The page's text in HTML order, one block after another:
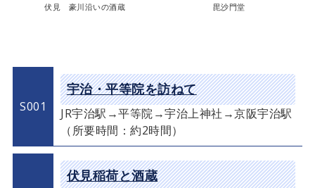
伏見 豪川沿いの酒蔵 毘沙門堂
S001
宇治・平等院を訪ねて
JR宇治駅→平等院→宇治上神社→京阪宇治駅
（所要時間：約2時間）
伏見稲荷と酒蔵